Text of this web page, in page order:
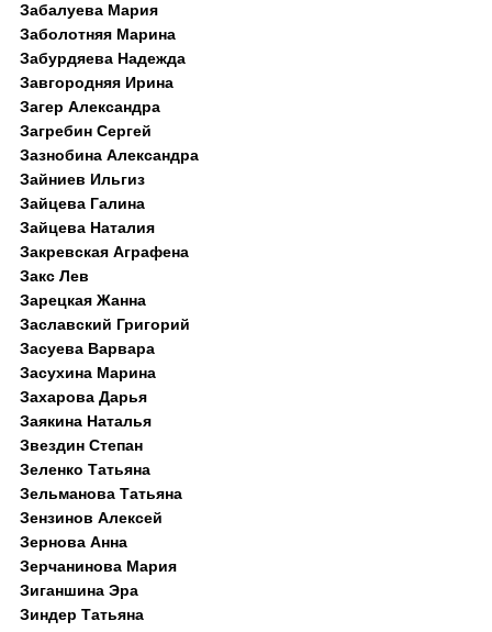
Забалуева Мария
Заболотняя Марина
Забурдяева Надежда
Завгородняя Ирина
Загер Александра
Загребин Сергей
Зазнобина Александра
Зайниев Ильгиз
Зайцева Галина
Зайцева Наталия
Закревская Аграфена
Закс Лев
Зарецкая Жанна
Заславский Григорий
Засуева Варвара
Засухина Марина
Захарова Дарья
Заякина Наталья
Звездин Степан
Зеленко Татьяна
Зельманова Татьяна
Зензинов Алексей
Зернова Анна
Зерчанинова Мария
Зиганшина Эра
Зиндер Татьяна